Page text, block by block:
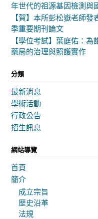
年世代的祖源基因檢測與
【賀】本所彭松嶽老師
季重要期刊論文
【學位考試】葉庭佑：
藥局的治理與照護實作
分類
最新消息
學術活動
行政公告
招生訊息
網站導覽
首頁
簡介
成立宗旨
歷史沿革
法規